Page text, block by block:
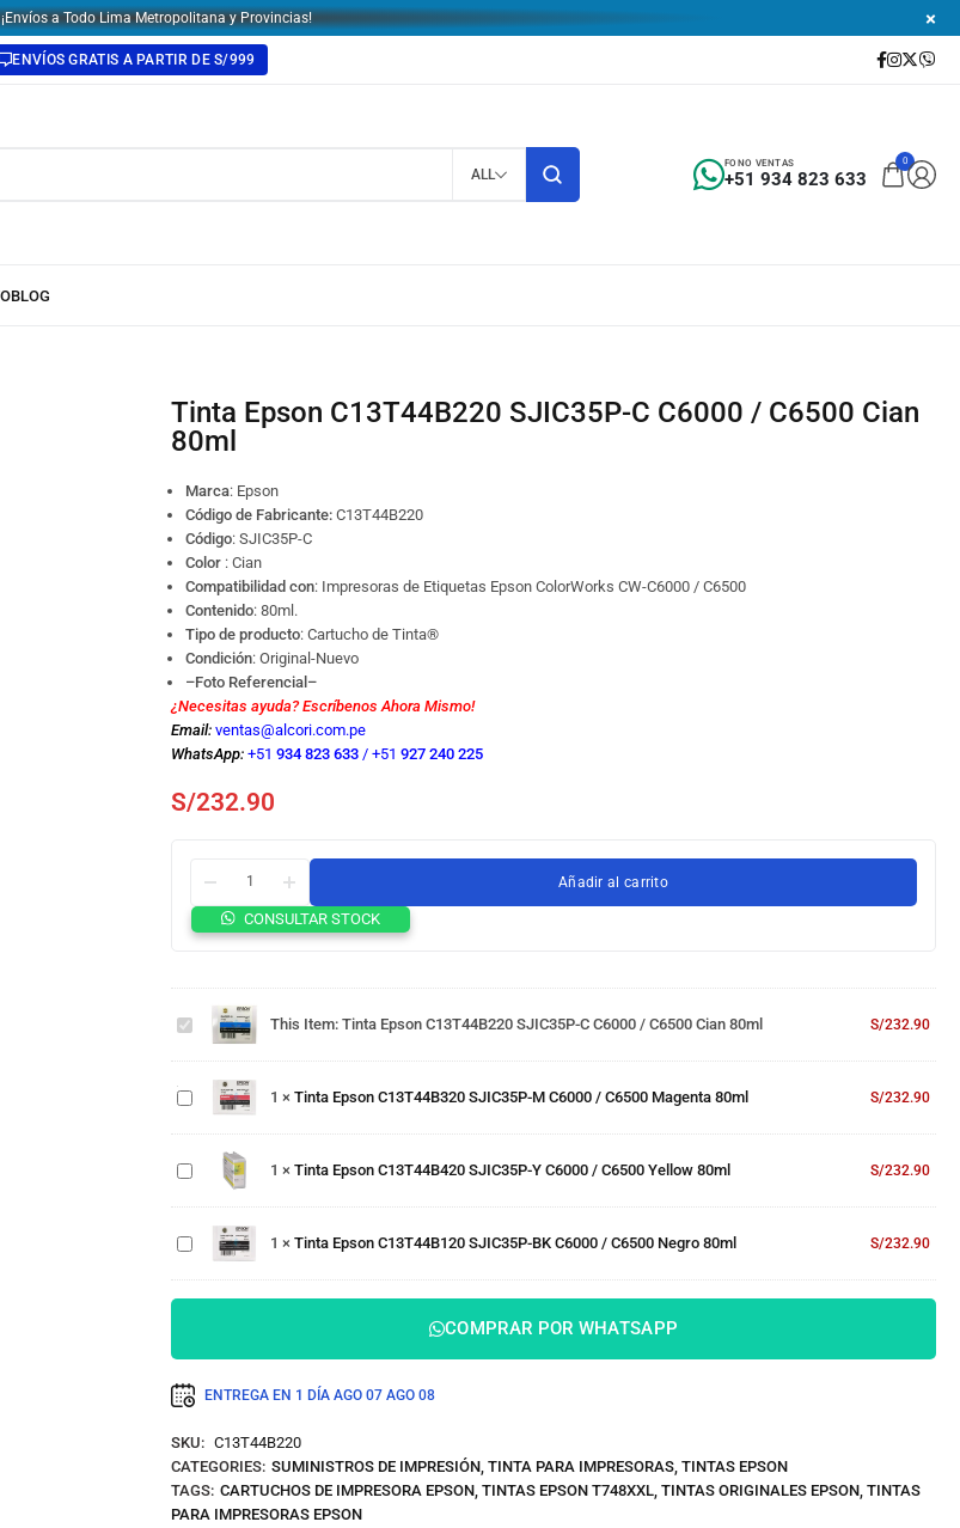
¡Envíos a Todo Lima Metropolitana y Provincias!
ENVÍOS GRATIS A PARTIR DE S/999
ALL +51 934 823 633
FONO VENTAS 0
Tinta Epson C13T44B220 SJIC35P-C C6000 / C6500 Cian
80ml
Marca: Epson
Código de Fabricante: C13T44B220
Código: SJIC35P-C
Color : Cian
Compatibilidad con: Impresoras de Etiquetas Epson ColorWorks CW-C6000 / C6500
Contenido: 80ml.
Tipo de producto: Cartucho de Tinta®
Condición: Original-Nuevo
–Foto Referencial–
¿Necesitas ayuda? Escríbenos Ahora Mismo!
Email: ventas@alcori.com.pe
WhatsApp: +51 934 823 633 / +51 927 240 225
S/232.90
Añadir al carrito
CONSULTAR STOCK
C6000 /
C6500 Cian
This Item: Tinta Epson C13T44B220 SJIC35P-C C6000 / C6500 Cian 80ml S/232.90
Tinta Epson
C13T44B320
SJIC35P-M
C6000 /
C6500
Magenta
1 × Tinta Epson C13T44B320 SJIC35P-M C6000 / C6500 Magenta 80ml S/232.90
Tinta Epson
C6000 /
1 × Tinta Epson C13T44B420 SJIC35P-Y C6000 / C6500 Yellow 80ml S/232.90
Tinta Epson
C13T44B120
C6000 /
C6500 Negro
1 × Tinta Epson C13T44B120 SJIC35P-BK C6000 / C6500 Negro 80ml S/232.90
COMPRAR POR WHATSAPP
ENTREGA EN 1 DÍA AGO 07 AGO 08
SKU: C13T44B220
CATEGORIES: SUMINISTROS DE IMPRESIÓN, TINTA PARA IMPRESORAS, TINTAS EPSON
TAGS: CARTUCHOS DE IMPRESORA EPSON, TINTAS EPSON T748XXL, TINTAS ORIGINALES EPSON, TINTAS
PARA IMPRESORAS EPSON